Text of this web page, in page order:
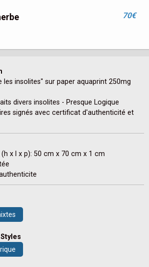
70€
les insolites" sur paper aquaprint 250mg
divers insolites - Presque Logique
signés avec certificat d'authenticité et
(h x l x p): 50 cm x 70 cm x 1 cm